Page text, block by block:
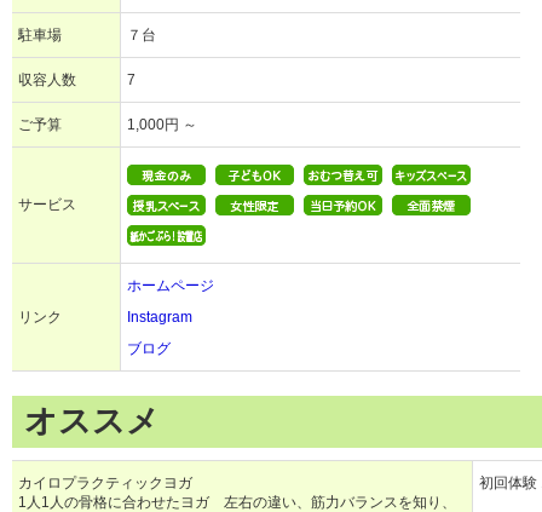
駐車場 ７台
収容人数 7
ご予算 1,000円 ～
サービス
リンク
ホームページ
Instagram
ブログ
オススメ
カイロプラクティックヨガ
1人1人の骨格に合わせたヨガ 左右の違い、筋力バランスを知り、
初回体験